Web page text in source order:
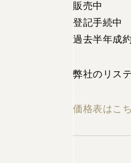
販売中
登記手続中
過去半年成
弊社のリス
価格表はこ